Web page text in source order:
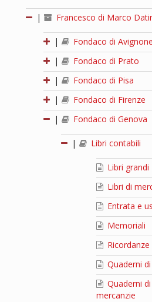
| Francesco di Marco
|
Fondaco di Avignone
|
Fondaco di Prato
|
Fondaco di Pisa
|
Fondaco di Firenze
|
Fondaco di Genova
| Libri contabili
Libri grandi
Libri di
Entrata e
Memoriali
Quaderni
Quaderni
mercanzie